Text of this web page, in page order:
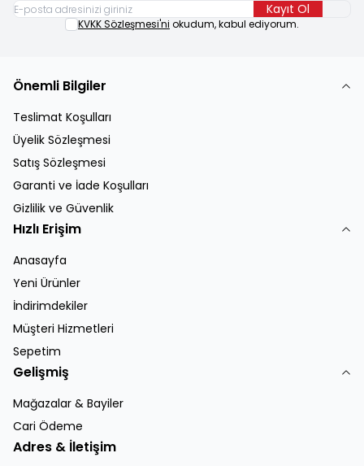
Kayıt Ol
KVKK Sözleşmesi'ni okudum, kabul ediyorum.
Önemli Bilgiler
Teslimat Koşulları
Üyelik Sözleşmesi
Satış Sözleşmesi
Garanti ve İade Koşulları
Gizlilik ve Güvenlik
Hızlı Erişim
Anasayfa
Yeni Ürünler
İndirimdekiler
Müşteri Hizmetleri
Sepetim
Gelişmiş
Mağazalar & Bayiler
Cari Ödeme
Adres & İletişim